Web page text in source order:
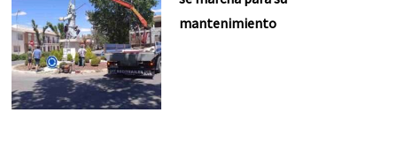
mantenimiento